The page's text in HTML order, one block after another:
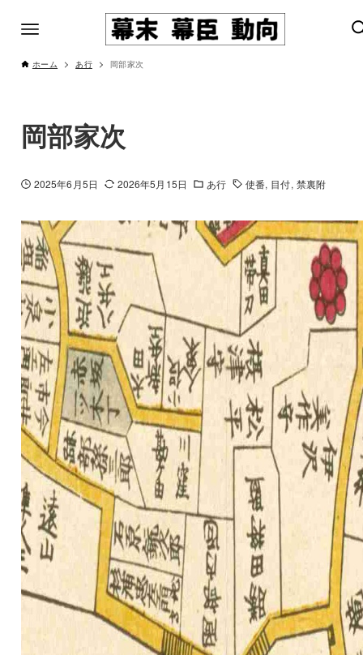
ホーム あ行 岡部家次
岡部家次
2025年6月5日 2026年5月15日 あ行 使番 目付 禁裏附